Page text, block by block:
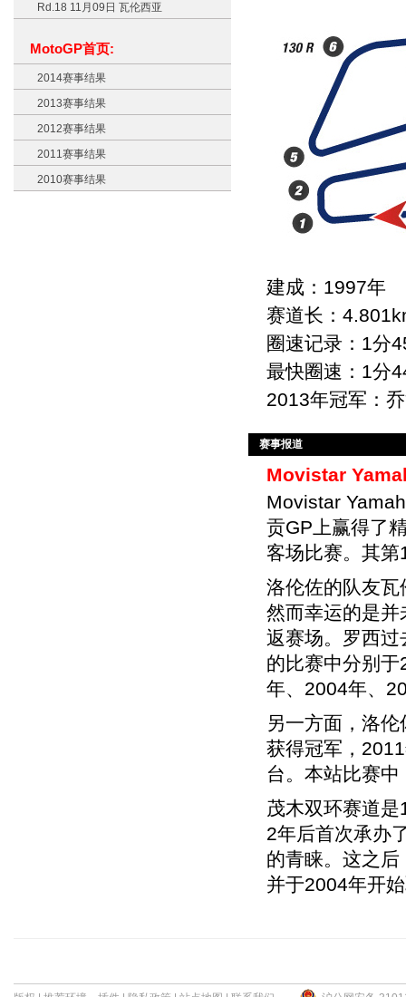
建成：1997年
赛道长：
圈速记录：1分
最快圈速：1分
2013年冠军：
赛事报道
Movistar
Movistar
贡GP上赢得了
客场比赛。其
洛伦佐的队友瓦
然而幸运的是
返赛场。罗西
的比赛中分别
年、2004年、
另一方面，洛
获得冠军，
台。本站比赛
茂木双环赛道
2年后首次承办
的青睐。这之
并于2004年开
Rd.18 11月09日 瓦伦西亚
MotoGP首页:
2014赛事结果
2013赛事结果
2012赛事结果
2011赛事结果
2010赛事结果